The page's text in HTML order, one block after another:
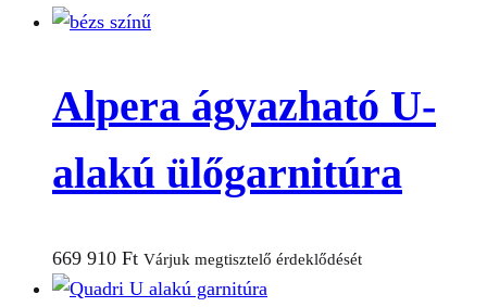
Alpera ágyazható U-
alakú ülőgarnitúra
669 910 Ft Várjuk megtisztelő érdeklődését